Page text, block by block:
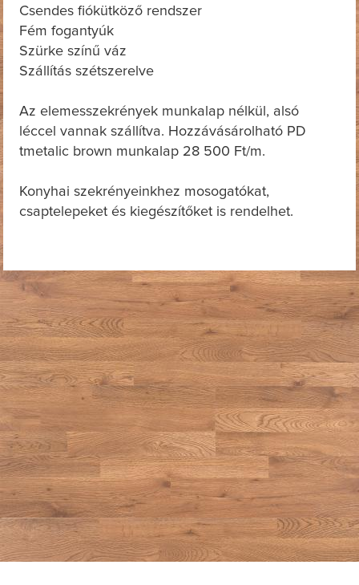
Csendes fiókütköző rendszer
Fém fogantyúk
Szürke színű váz
Szállítás szétszerelve
Az elemesszekrények munkalap nélkül, alsó
léccel vannak szállítva. Hozzávásárolható PD
tmetalic brown munkalap 28 500 Ft/m.
Konyhai szekrényeinkhez mosogatókat,
csaptelepeket és kiegészítőket is rendelhet.